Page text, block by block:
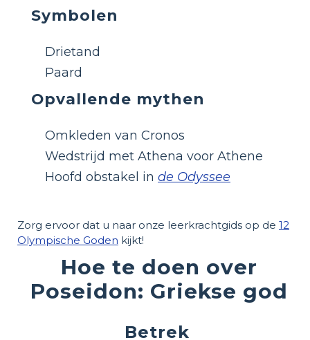
Symbolen
Drietand
Paard
Opvallende mythen
Omkleden van Cronos
Wedstrijd met Athena voor Athene
Hoofd obstakel in de Odyssee
Zorg ervoor dat u naar onze leerkrachtgids op de 12
Olympische Goden kijkt!
Hoe te doen over
Poseidon: Griekse god
Betrek